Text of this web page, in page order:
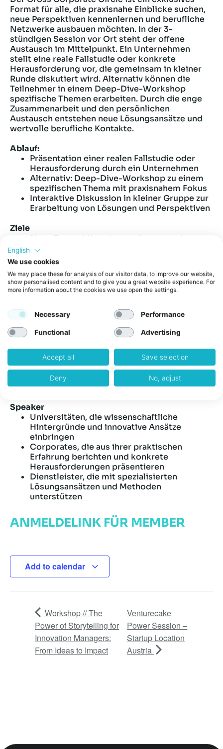
Format für alle, die praxisnahe Einblicke suchen,
neue Perspektiven kennenlernen und berufliche
Netzwerke ausbauen möchten. In der 3-
stündigen Session vor Ort steht der offene
Austausch im Mittelpunkt. Ein Unternehmen
stellt eine reale Fallstudie oder konkrete
Herausforderung vor, die gemeinsam in kleiner
Runde diskutiert wird. Alternativ können die
Teilnehmer in einem Deep-Dive-Workshop
spezifische Themen erarbeiten. Durch die enge
Zusammenarbeit und den persönlichen
Austausch entstehen neue Lösungsansätze und
wertvolle berufliche Kontakte.
Ablauf:
Präsentation einer realen Fallstudie oder
Herausforderung durch ein Unternehmen
Alternativ: Deep-Dive-Workshop zu einem
spezifischen Thema mit praxisnahem Fokus
Interaktive Diskussion in kleiner Gruppe zur
Erarbeitung von Lösungen und Perspektiven
Ziele
Neue Perspektiven kennenlernen und
berufliche Kontakte knüpfen
Austausch von Ideen, Erfahrungen und
Perspektiven in einer kollaborativen
Umgebung
Aktiv ein Thema für die Praxis erarbeiten und
Zielgruppe
Personen, die Feedback zu einer aktuellen
Herausforderung einholen möchten
Teilnehmer, die gemeinsam spezifische
Lösungsansätze zu einem Thema erarbeiten
wollen
Menschen, die sich von unterschiedlichen
Perspektiven inspirieren lassen möchten
Speaker
Universitäten, die wissenschaftliche
Hintergründe und innovative Ansätze
einbringen
Corporates, die aus ihrer praktischen
Erfahrung berichten und konkrete
Herausforderungen präsentieren
Dienstleister, die mit spezialisierten
Lösungsansätzen und Methoden
unterstützen
ANMELDELINK FÜR MEMBER
Add to calendar
Workshop // The
Power of Storytelling for
Innovation Managers:
From Ideas to Impact
Venturecake
Power Session –
Startup Location
Austria
English
We use cookies
We may place these for analysis of our visitor data, to improve our website,
show personalised content and to give you a great website experience. For
more information about the cookies we use open the settings.
Necessary Performance
Functional Advertising
Accept all Save selection
Deny No, adjust